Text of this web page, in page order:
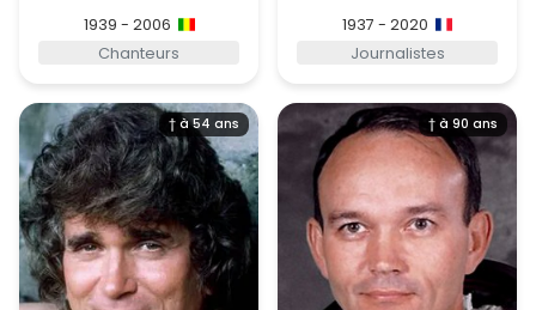
1939 - 2006
Chanteurs
1937 - 2020
Journalistes
† à 54 ans † à 90 ans